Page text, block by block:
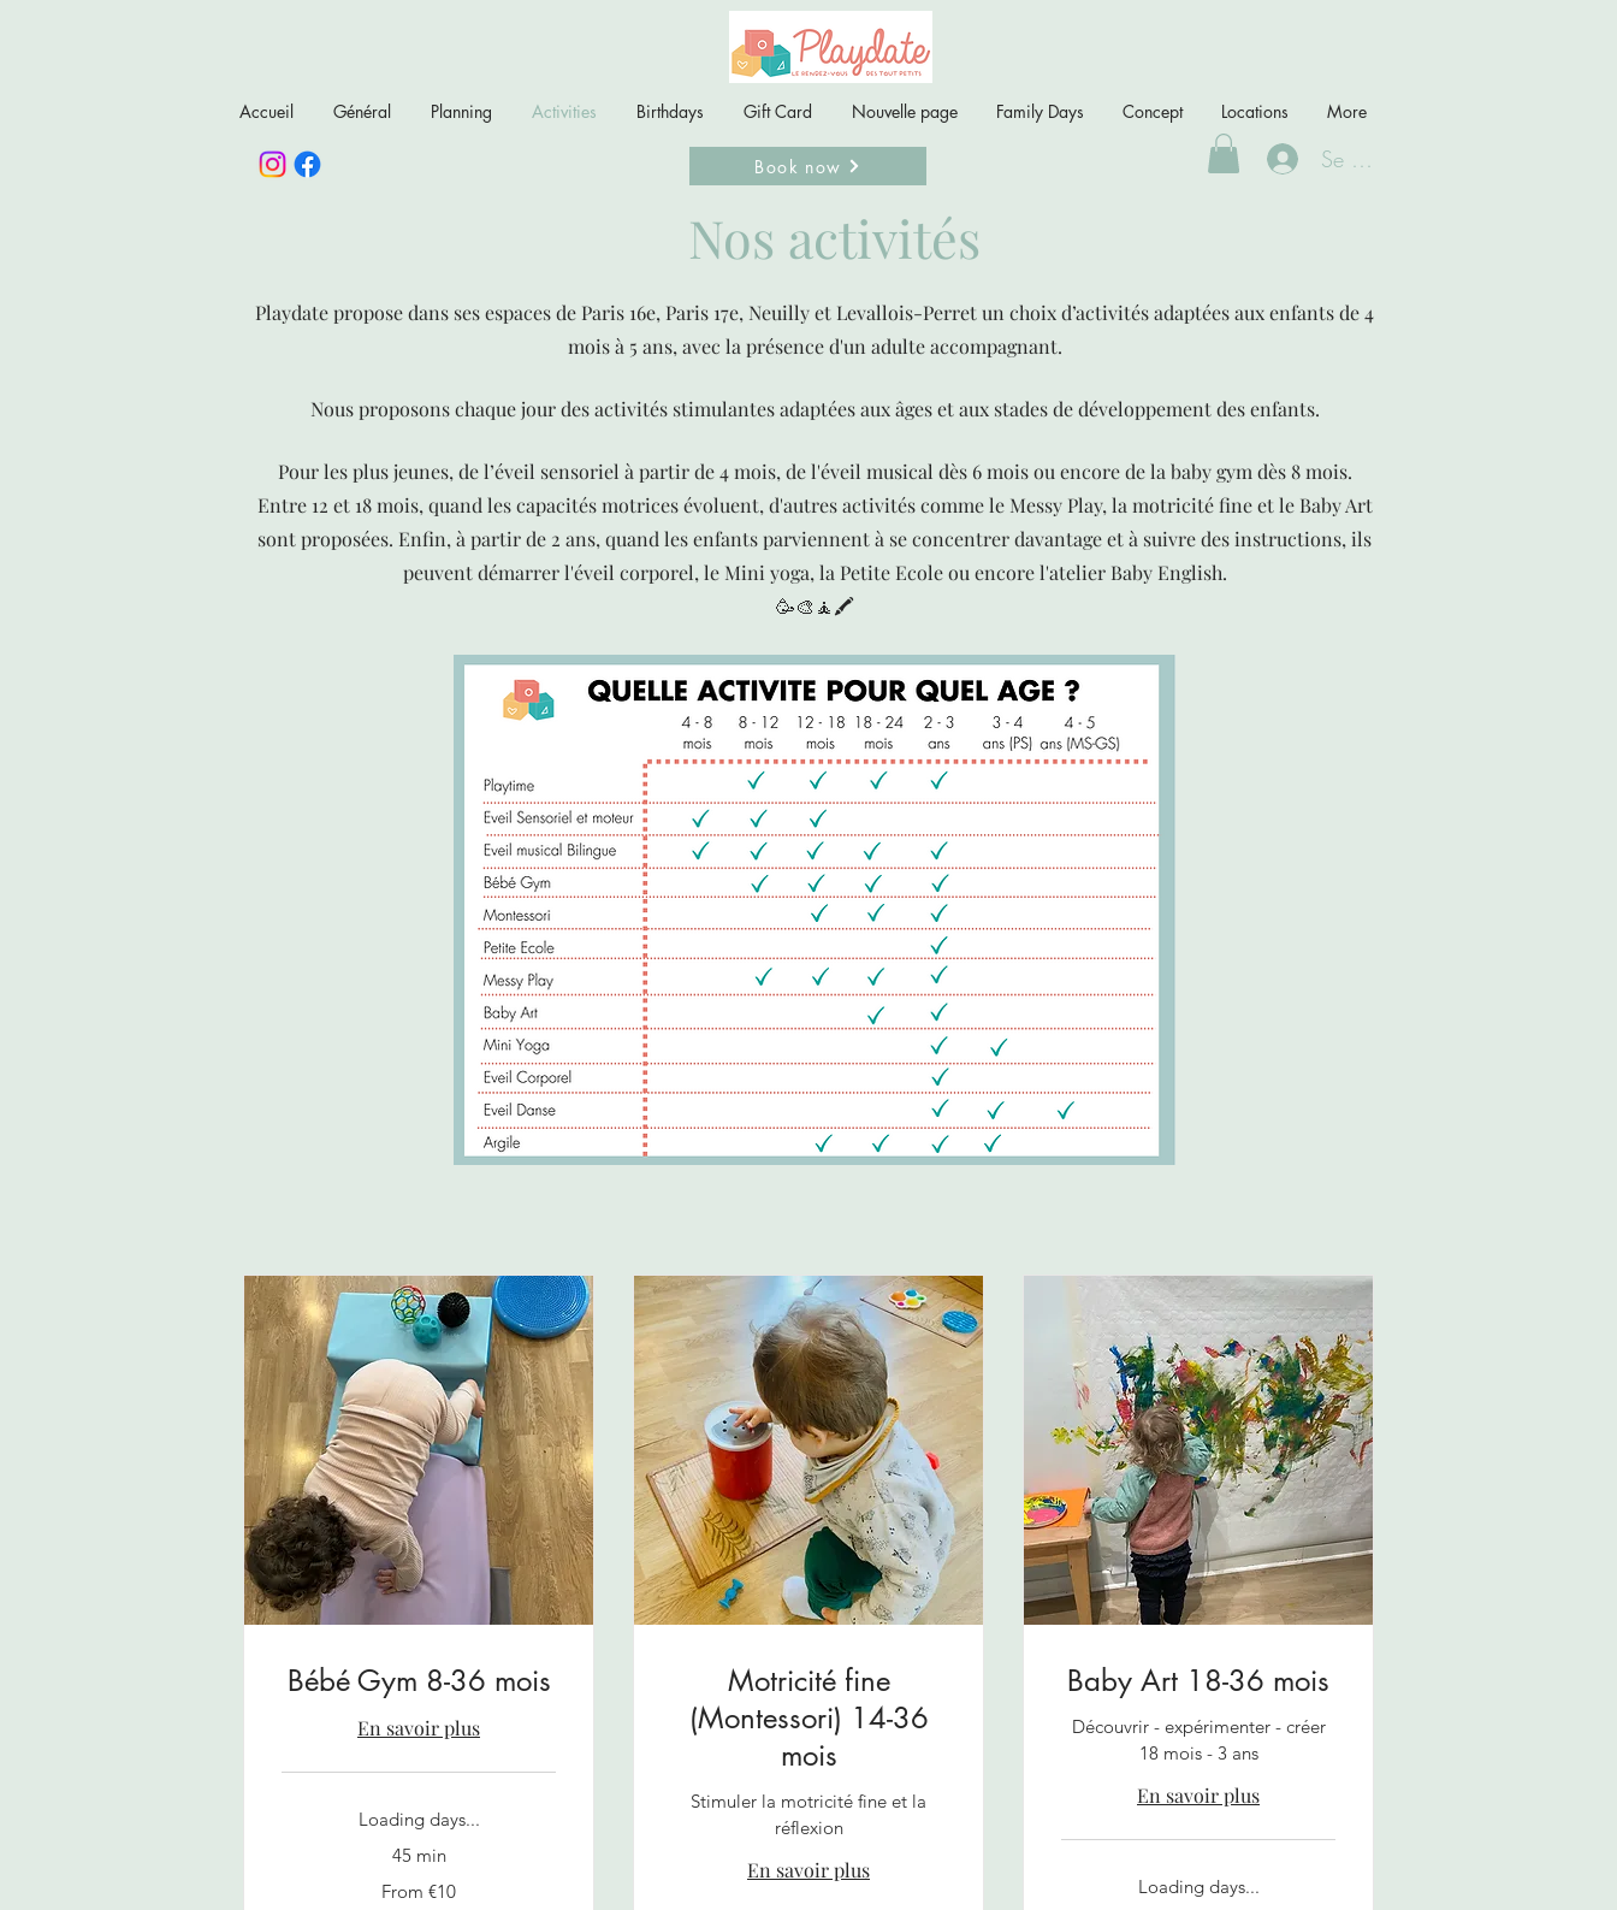
Accueil Général Planning Activities Birthdays Gift Card Nouvelle page Family Days Concept Locations More
Book now Se Connecter
Nos activités
Playdate propose dans ses espaces de Paris 16e, Paris 17e, Neuilly et Levallois-Perret un choix d’activités adaptées aux enfants de 4
mois à 5 ans, avec la présence d'un adulte accompagnant.
Nous proposons chaque jour des activités stimulantes adaptées aux âges et aux stades de développement des enfants.
Pour les plus jeunes, de l’éveil sensoriel à partir de 4 mois, de l'éveil musical dès 6 mois ou encore de la baby gym dès 8 mois.
Entre 12 et 18 mois, quand les capacités motrices évoluent, d'autres activités comme le Messy Play, la motricité fine et le Baby Art
sont proposées. Enfin, à partir de 2 ans, quand les enfants parviennent à se concentrer davantage et à suivre des instructions, ils
peuvent démarrer l'éveil corporel, le Mini yoga, la Petite Ecole ou encore l'atelier Baby English.
🥳🎨🧘🖍️
Bébé Gym 8-36 mois
En savoir plus
Loading days...
45 min
From €10
Motricité fine
(Montessori) 14-36
mois
Stimuler la motricité fine et la
réflexion
En savoir plus
Baby Art 18-36 mois
Découvrir - expérimenter - créer
18 mois - 3 ans
En savoir plus
Loading days...